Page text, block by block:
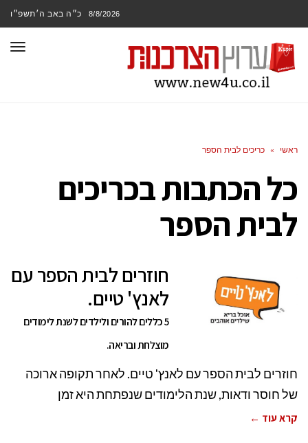
8/8/2026 כ״ה באב ה׳תשפ״ו
ראשי » כריכים לבית הספר
כל הכתבות בכריכים
לבית הספר
חוזרים לבית הספר עם
לאנץ' טיים.
5 כללים להורים ולילדים לשנת לימודים
מוצלחת ובריאה.
חוזרים לבית הספר עם לאנץ' טיים. לאחר תקופה ארוכה
של חוסר ודאות, שנת הלימודים שנפתחת היא זמן
קרא עוד ←